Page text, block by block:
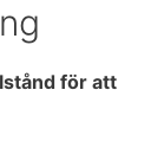
för att